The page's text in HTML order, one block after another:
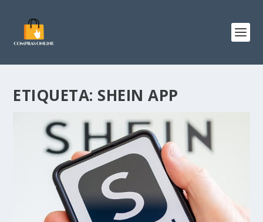
ETIQUETA: SHEIN APP